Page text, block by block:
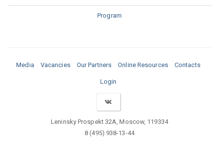
Program
Media Vacancies Our Partners Online Resources Contacts
Login
Leninsky Prospekt 32A, Moscow, 119334
8 (495) 938-13-44